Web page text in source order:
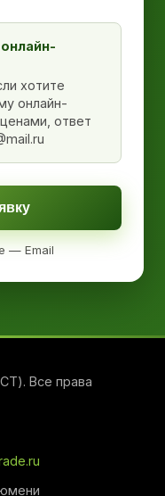
хотите
онлайн-
ответ
— Email
Все права